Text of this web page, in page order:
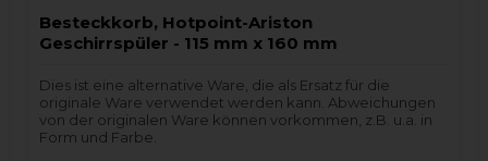
Besteckkorb, Hotpoint-Ariston
Geschirrspüler - 115 mm x 160 mm
Dies ist eine alternative Ware, die als Ersatz für die
originale Ware verwendet werden kann. Abweichungen
von der originalen Ware können vorkommen, z.B. u.a. in
Form und Farbe.